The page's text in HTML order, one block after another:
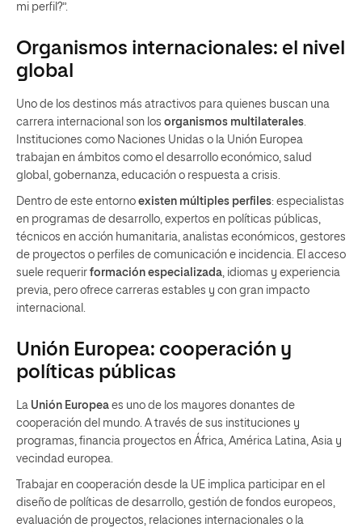
mi perfil?”.
Organismos internacionales: el nivel
global
Uno de los destinos más atractivos para quienes buscan una
carrera internacional son los organismos multilaterales
Instituciones como Naciones Unidas o la Unión Europea
trabajan en ámbitos como el desarrollo económico, salud
global, gobernanza, educación o respuesta a crisis.
Dentro de este entorno existen múltiples perfiles: especialistas
en programas de desarrollo, expertos en políticas públicas,
técnicos en acción humanitaria, analistas económicos, gestores
de proyectos o perfiles de comunicación e incidencia. El acceso
suele requerir formación especializada , idiomas y experiencia
previa, pero ofrece carreras estables y con gran impacto
internacional.
Unión Europea: cooperación y
políticas públicas
La Unión Europea es uno de los mayores donantes de
cooperación del mundo. A través de sus instituciones y
programas, financia proyectos en África, América Latina, Asia y
vecindad europea.
Trabajar en cooperación desde la UE implica participar en el
diseño de políticas de desarrollo, gestión de fondos europeos,
evaluación de proyectos, relaciones internacionales o la